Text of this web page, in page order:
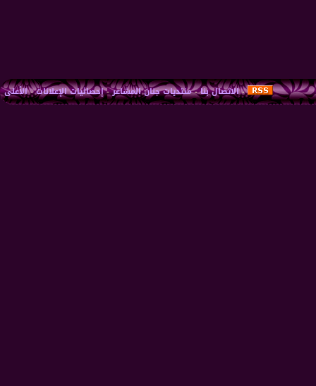
-الاتصال بنا-منتديات جنان المشاعر-إحصائيات الإعلانات-الأعلى